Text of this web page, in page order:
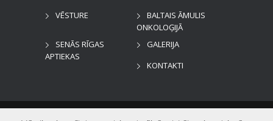
VĒSTURE
BALTAIS ĀMULIS
ONKOLOĢIJĀ
SENĀS RĪGAS
APTIEKAS
GALERIJA
KONTAKTI